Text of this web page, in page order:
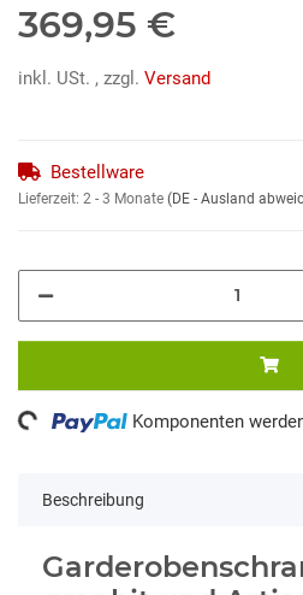
369,95 €
inkl. USt. , zzgl. Versand
Bestellware
Lieferzeit: 2 - 3 Monate (DE - Ausland
Komponenten
Beschreibung